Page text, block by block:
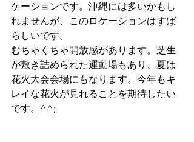
ケーションです。沖縄には多いかもし
れませんが、このロケーションはすば
らしいです。
むちゃくちゃ開放感があります。芝生
が敷き詰められた運動場もあり、夏は
花火大会会場にもなります。今年もキ
レイな花火が見れることを期待したい
です。^^;